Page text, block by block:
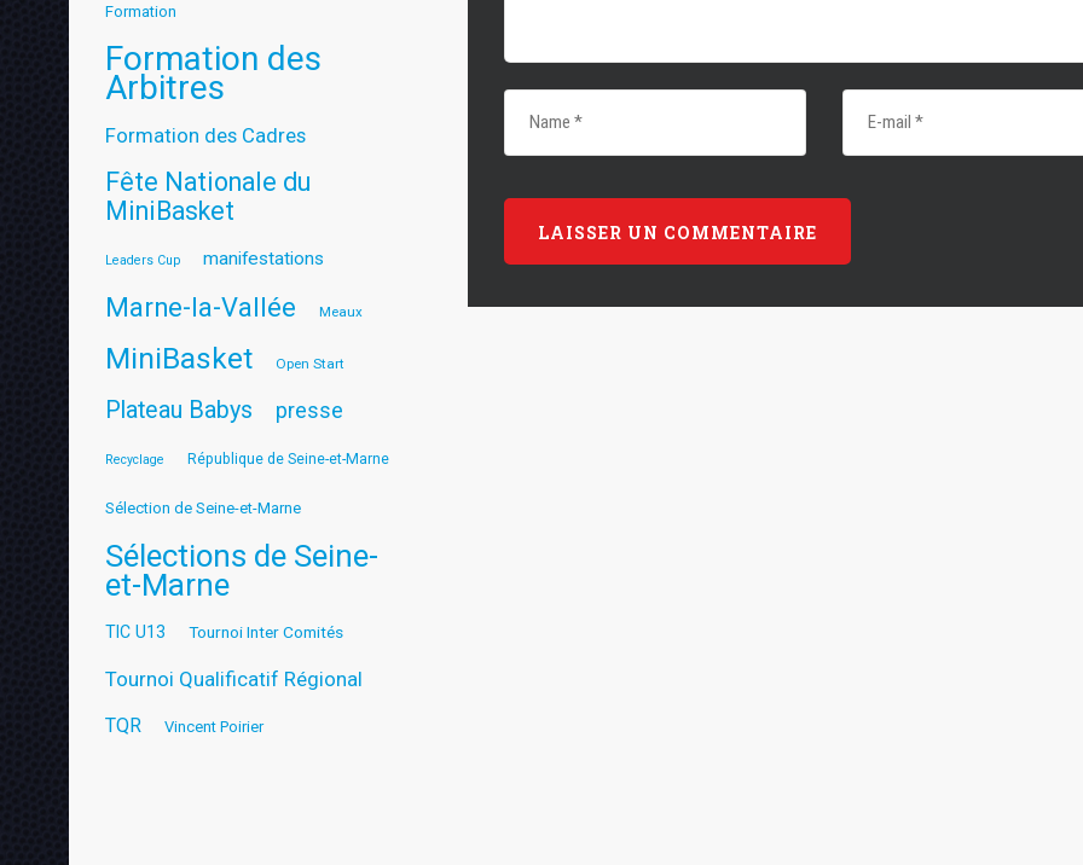
Formation
Formation des
Arbitres
Formation des Cadres
Fête Nationale du
MiniBasket
Leaders Cup manifestations
Marne-la-Vallée Meaux
MiniBasket Open Start
Plateau Babys presse
Recyclage République de Seine-et-Marne
Sélection de Seine-et-Marne
Sélections de Seine-
et-Marne
TIC U13 Tournoi Inter Comités
Tournoi Qualificatif Régional
TQR Vincent Poirier